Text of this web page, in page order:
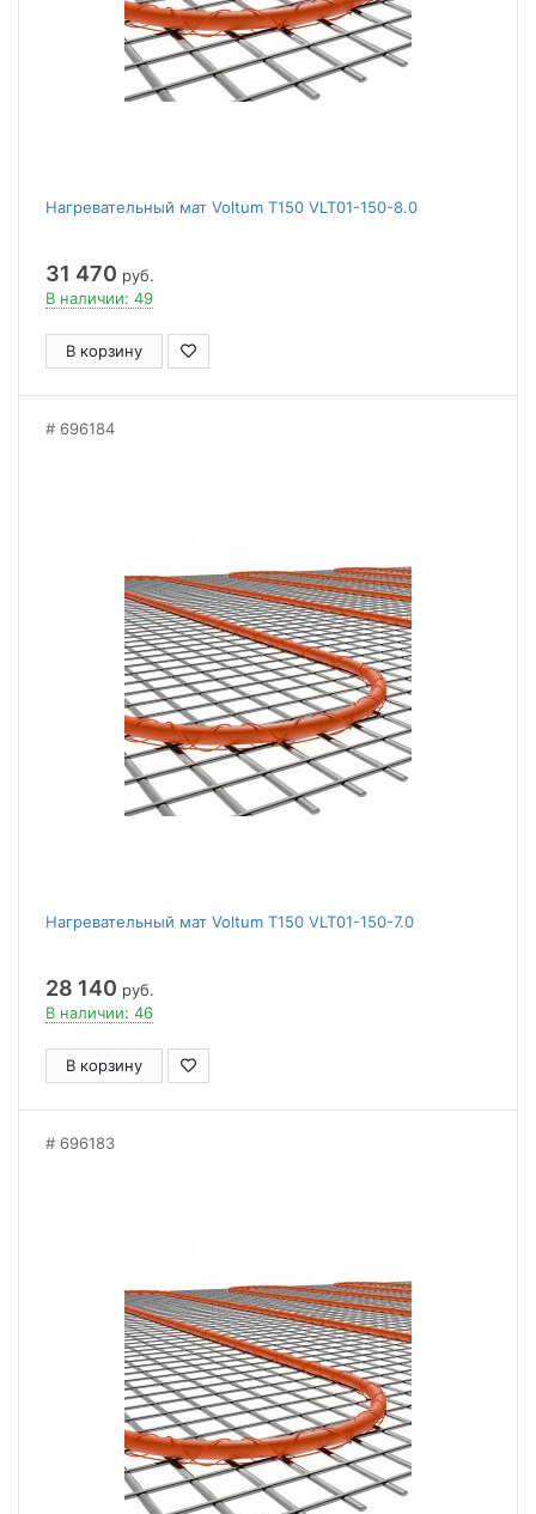
Нагревательный мат Voltum Т150 VLT01-150-8.0
31 470 руб.
В наличии: 49
В корзину
696184
Нагревательный мат Voltum Т150 VLT01-150-7.0
28 140 руб.
В наличии: 46
В корзину
696183